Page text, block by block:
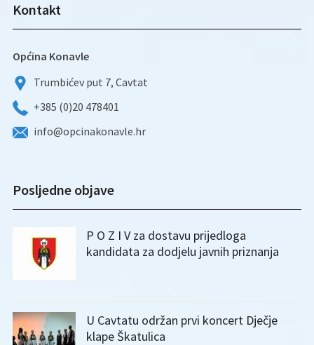
Kontakt
Općina Konavle
Trumbićev put 7, Cavtat
+385 (0)20 478401
info@opcinakonavle.hr
Posljedne objave
P O Z I V za dostavu prijedloga
kandidata za dodjelu javnih priznanja
U Cavtatu održan prvi koncert Dječje
klape Škatulica